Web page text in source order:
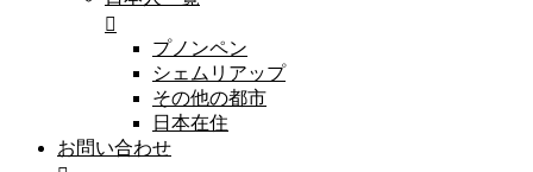
プノンペン
シェムリアップ
その他の都市
日本在住
お問い合わせ